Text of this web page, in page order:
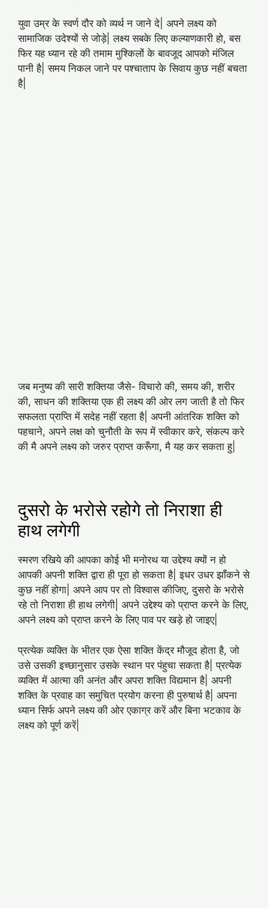
युवा उम्र के स्वर्ण दौर को व्यर्थ न जाने दे| अपने लक्ष्य को
सामाजिक उदेश्यों से जोड़े| लक्ष्य सबके लिए कल्याणकारी हो, बस
फिर यह ध्यान रहे की तमाम मुश्किलों के बावजूद आपको मंजिल
पानी है| समय निकल जाने पर पश्चाताप के सिवाय कुछ नहीं बचता
है|
जब मनुष्य की सारी शक्तिया जैसे- विचारो की, समय की, शरीर
की, साधन की शक्तिया एक ही लक्ष्य की ओर लग जाती है तो फिर
सफलता प्राप्ति में सदेह नहीं रहता है| अपनी आंतरिक शक्ति को
पहचाने, अपने लक्ष को चुनौती के रूप में स्वीकार करे, संकल्प करे
की मै अपने लक्ष्य को जरुर प्राप्त करूँगा, मै यह कर सकता हु|
दुसरो के भरोसे रहोगे तो निराशा ही
हाथ लगेगी
स्मरण रखिये की आपका कोई भी मनोरथ या उद्देश्य क्यों न हो
आपकी अपनी शक्ति द्वारा ही पूरा हो सकता है| इधर उधर झाँकने से
कुछ नहीं होगा| अपने आप पर तो विश्वास कीजिए, दुसरो के भरोसे
रहे तो निराशा ही हाथ लगेगी| अपने उद्देश्य को प्राप्त करने के लिए,
अपने लक्ष्य को प्राप्त करने के लिए पाव पर खड़े हो जाइए|
प्रत्येक व्यक्ति के भीतर एक ऐसा शक्ति केंद्र मौजूद होता है, जो
उसे उसकी इच्छानुसार उसके स्थान पर पंहुचा सकता है| प्रत्येक
व्यक्ति में आत्मा की अनंत और अपरा शक्ति विद्यमान है| अपनी
शक्ति के प्रवाह का समुचित प्रयोग करना ही पुरुषार्थ है| अपना
ध्यान सिर्फ अपने लक्ष्य की ओर एकाग्र करें और बिना भटकाव के
लक्ष्य को पूर्ण करें|